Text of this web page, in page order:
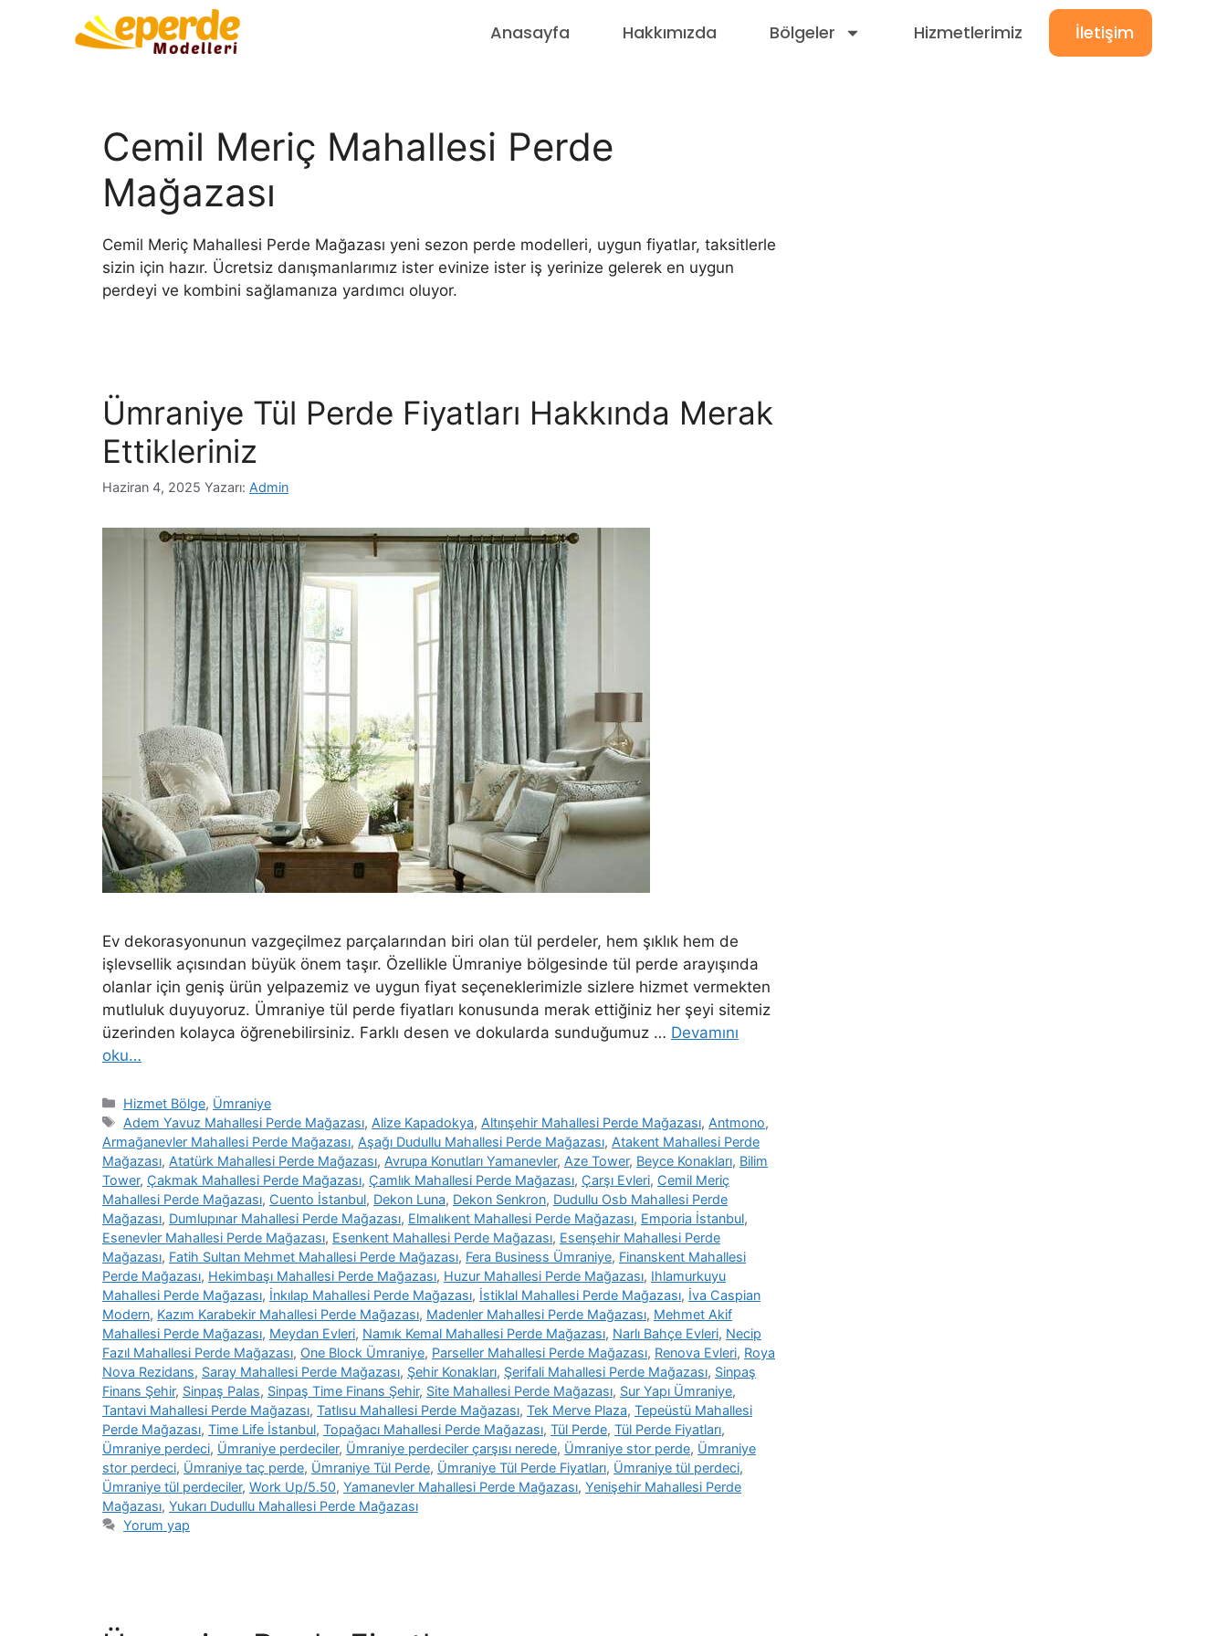
Anasayfa Hakkımızda Bölgeler Hizmetlerimiz İletişim
Cemil Meriç Mahallesi Perde
Mağazası
Cemil Meriç Mahallesi Perde Mağazası yeni sezon perde modelleri, uygun fiyatlar, taksitlerle
sizin için hazır. Ücretsiz danışmanlarımız ister evinize ister iş yerinize gelerek en uygun
perdeyi ve kombini sağlamanıza yardımcı oluyor.
Ümraniye Tül Perde Fiyatları Hakkında Merak
Ettikleriniz
Haziran 4, 2025 Yazarı: Admin
Ev dekorasyonunun vazgeçilmez parçalarından biri olan tül perdeler, hem şıklık hem de
işlevsellik açısından büyük önem taşır. Özellikle Ümraniye bölgesinde tül perde arayışında
olanlar için geniş ürün yelpazemiz ve uygun fiyat seçeneklerimizle sizlere hizmet vermekten
mutluluk duyuyoruz. Ümraniye tül perde fiyatları konusunda merak ettiğiniz her şeyi sitemiz
üzerinden kolayca öğrenebilirsiniz. Farklı desen ve dokularda sunduğumuz … Devamını
oku…
Hizmet Bölge, Ümraniye
Adem Yavuz Mahallesi Perde Mağazası, Alize Kapadokya, Altınşehir Mahallesi Perde Mağazası, Antmono,
Armağanevler Mahallesi Perde Mağazası, Aşağı Dudullu Mahallesi Perde Mağazası, Atakent Mahallesi Perde
Mağazası, Atatürk Mahallesi Perde Mağazası, Avrupa Konutları Yamanevler, Aze Tower, Beyce Konakları, Bilim
Tower, Çakmak Mahallesi Perde Mağazası, Çamlık Mahallesi Perde Mağazası, Çarşı Evleri, Cemil Meriç
Mahallesi Perde Mağazası, Cuento İstanbul, Dekon Luna, Dekon Senkron, Dudullu Osb Mahallesi Perde
Mağazası, Dumlupınar Mahallesi Perde Mağazası, Elmalıkent Mahallesi Perde Mağazası, Emporia İstanbul,
Esenevler Mahallesi Perde Mağazası, Esenkent Mahallesi Perde Mağazası, Esenşehir Mahallesi Perde
Mağazası, Fatih Sultan Mehmet Mahallesi Perde Mağazası, Fera Business Ümraniye, Finanskent Mahallesi
Perde Mağazası, Hekimbaşı Mahallesi Perde Mağazası, Huzur Mahallesi Perde Mağazası, Ihlamurkuyu
Mahallesi Perde Mağazası, İnkılap Mahallesi Perde Mağazası, İstiklal Mahallesi Perde Mağazası, İva Caspian
Modern, Kazım Karabekir Mahallesi Perde Mağazası, Madenler Mahallesi Perde Mağazası, Mehmet Akif
Mahallesi Perde Mağazası, Meydan Evleri, Namık Kemal Mahallesi Perde Mağazası, Narlı Bahçe Evleri, Necip
Fazıl Mahallesi Perde Mağazası, One Block Ümraniye, Parseller Mahallesi Perde Mağazası, Renova Evleri, Roya
Nova Rezidans, Saray Mahallesi Perde Mağazası, Şehir Konakları, Şerifali Mahallesi Perde Mağazası, Sinpaş
Finans Şehir, Sinpaş Palas, Sinpaş Time Finans Şehir, Site Mahallesi Perde Mağazası, Sur Yapı Ümraniye,
Tantavi Mahallesi Perde Mağazası, Tatlısu Mahallesi Perde Mağazası, Tek Merve Plaza, Tepeüstü Mahallesi
Perde Mağazası, Time Life İstanbul, Topağacı Mahallesi Perde Mağazası, Tül Perde, Tül Perde Fiyatları,
Ümraniye perdeci, Ümraniye perdeciler, Ümraniye perdeciler çarşısı nerede, Ümraniye stor perde, Ümraniye
stor perdeci, Ümraniye taç perde, Ümraniye Tül Perde, Ümraniye Tül Perde Fiyatları, Ümraniye tül perdeci,
Ümraniye tül perdeciler, Work Up/5.50, Yamanevler Mahallesi Perde Mağazası, Yenişehir Mahallesi Perde
Mağazası, Yukarı Dudullu Mahallesi Perde Mağazası
Yorum yap